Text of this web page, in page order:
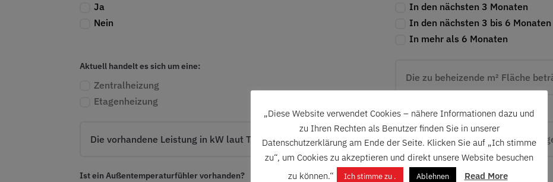
Ja
Nein
In den nächsten 3 Monaten
In den nächsten 3 bis 6 Monaten
In mehr als 6 Monaten
Aktuell handelt es sich um eine:
Zentralheizung
Etagenheizung
Ist ein Außentemperaturfühler vorhanden? Ist eine Fußbodenheizung vorhanden?
„Diese Website verwendet Cookies – nähere Informationen dazu und
zu Ihren Rechten als Benutzer finden Sie in unserer
Datenschutzerklärung am Ende der Seite. Klicken Sie auf „Ich stimme
zu“, um Cookies zu akzeptieren und direkt unsere Website besuchen
zu können.“
Ich stimme zu . Ablehnen Read More